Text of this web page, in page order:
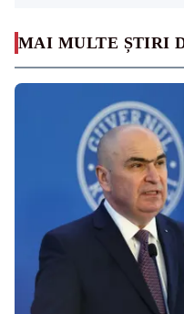
MAI MULTE ȘTIRI